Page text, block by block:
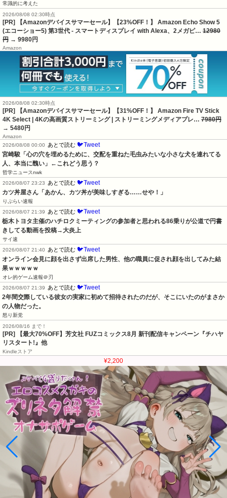
常識的に考えた
2026/08/08 02:30時点
[PR] 【Amazonデバイスサマーセール】【23%OFF！】 Amazon Echo Show 5
(エコーショー5) 第3世代 - スマートディスプレイ with Alexa、2メガピ… 12980
円 → 9980円
Amazon
2026/08/08 02:30時点
[PR] 【Amazonデバイスサマーセール】【31%OFF！】 Amazon Fire TV Stick
4K Select | 4Kの高画質ストリーミング | ストリーミングメディアプレ… 7980円
→ 5480円
Amazon
2026/08/08 00:00
あとで読む 🐦Tweet
宮崎駿「心の穴を埋めるために、交配を重ねた毛虫みたいな小さな犬を連れてる
人、本当に醜い」←これどう思う？
哲学ニュースnwk
2026/08/07 23:23
あとで読む 🐦Tweet
カツ丼屋さん「あかん、カツ丼が美味しすぎる……せや！」
りぷらい速報
2026/08/07 21:39
あとで読む 🐦Tweet
栃木トヨタ主催のハチロクミーティングの参加者と思われる86乗りが公道で円書
きしてる動画を投稿→大炎上
サイ速
2026/08/07 21:40
あとで読む 🐦Tweet
オンライン会見に顔を出さず出席した男性、他の職員に促され顔を出してみた結
果ｗｗｗｗｗ
オレ的ゲーム速報＠刃
2026/08/07 21:39
あとで読む 🐦Tweet
2年間交際している彼女の実家に初めて招待されたのだが、そこにいたのがまさか
の人物だった。
怒り新党
2026/08/16 まで！
[PR] 【最大70%OFF】芳文社 FUZコミックス8月 新刊配信キャンペーン『チハヤ
リスタート!』他
Kindleストア
¥2,200